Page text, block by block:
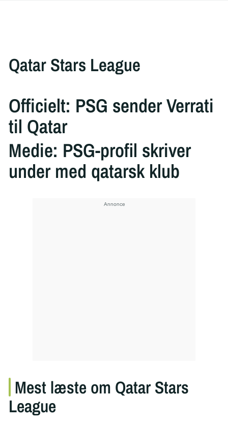
Qatar Stars League
Officielt: PSG sender Verrati
til Qatar
Medie: PSG-profil skriver
under med qatarsk klub
Mest læste om Qatar Stars
League